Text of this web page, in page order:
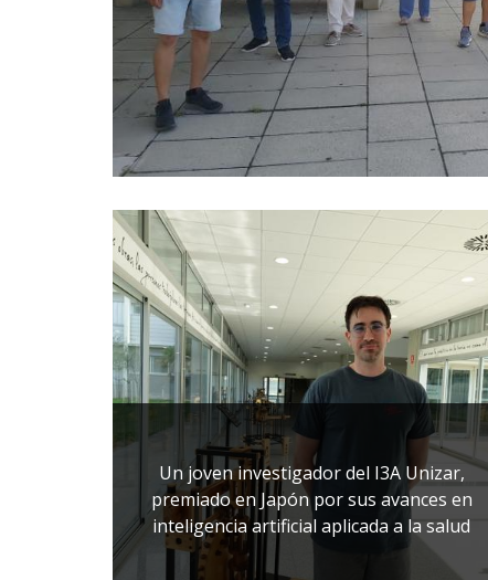
Un joven investigador del I3A Unizar,
premiado en Japón por sus avances en
inteligencia artificial aplicada a la salud